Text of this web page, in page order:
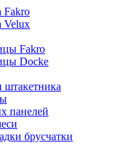
Fakro
Velux
Fakro
Docke
штакетника
панелей
брусчатки